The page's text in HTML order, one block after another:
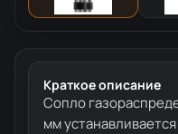
Краткое описание
Сопло
мм